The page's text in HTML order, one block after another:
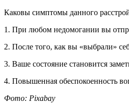
Каковы симптомы данного
1. При любом недомогании вы
2. После того, как вы «выбрали»
3. Ваше состояние становится
4. Повышенная обеспокоенность
Фото: Pixabay